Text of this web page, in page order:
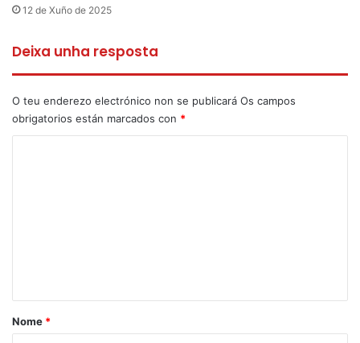
12 de Xuño de 2025
Deixa unha resposta
O teu enderezo electrónico non se publicará Os campos
obrigatorios están marcados con *
rNome *